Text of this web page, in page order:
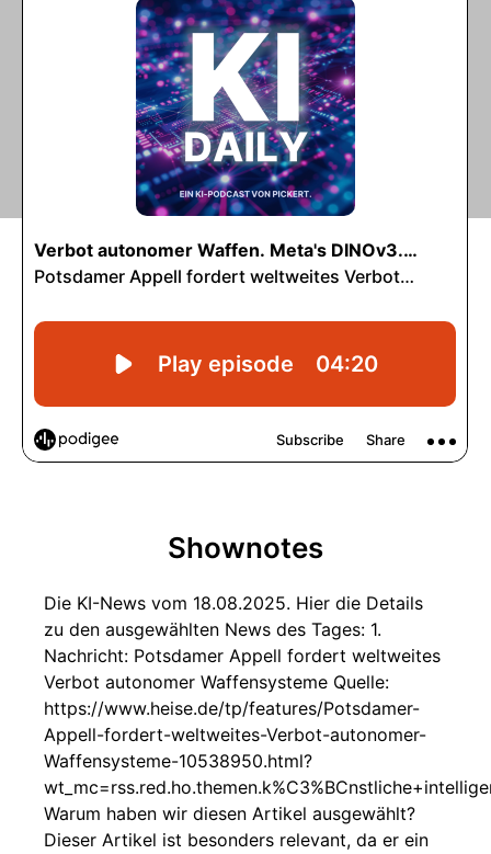
Shownotes
Die KI-News vom 18.08.2025. Hier die Details
zu den ausgewählten News des Tages: 1.
Nachricht: Potsdamer Appell fordert weltweites
Verbot autonomer Waffensysteme Quelle:
https://www.heise.de/tp/features/Potsdamer-
Appell-fordert-weltweites-Verbot-autonomer-
Waffensysteme-10538950.html?
Warum haben wir diesen Artikel ausgewählt?
Dieser Artikel ist besonders relevant, da er ein